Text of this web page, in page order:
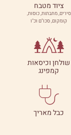
ציוד מטבח
סירים, מחבתות, כוסות,
קומקום, סכו"ם וכ"ו
שולחן וכיסאות
קמפינג
כבל מאריך